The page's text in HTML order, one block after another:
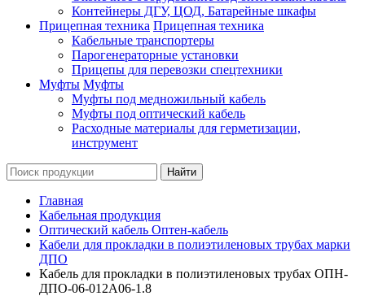
Контейнеры ДГУ, ЦОД, Батарейные шкафы
Прицепная техника Прицепная техника
Кабельные транспортеры
Парогенераторные установки
Прицепы для перевозки спецтехники
Муфты Муфты
Муфты под медножильный кабель
Муфты под оптический кабель
Расходные материалы для герметизации,
инструмент
Главная
Кабельная продукция
Оптический кабель Оптен-кабель
Кабели для прокладки в полиэтиленовых трубах марки
ДПО
Кабель для прокладки в полиэтиленовых трубах ОПН-
ДПО-06-012А06-1.8